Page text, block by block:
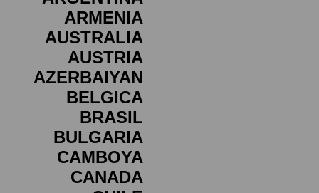
ARMENIA
AUSTRALIA
AUSTRIA
AZERBAIYAN
BELGICA
BRASIL
BULGARIA
CAMBOYA
CANADA